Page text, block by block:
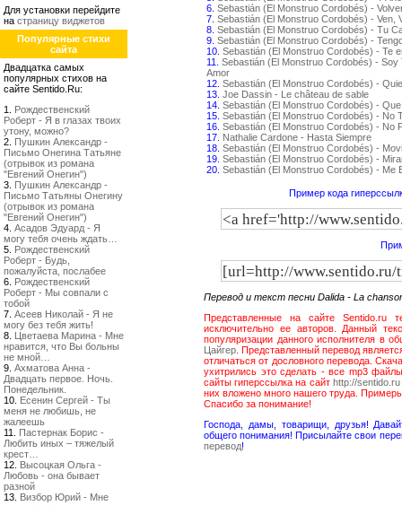
Для установки перейдите
на страницу виджетов
Популярные стихи
сайта
Двадцатка самых
популярных стихов на
сайте Sentido.Ru:
1. Рождественский
Роберт - Я в глазах твоих
утону, можно?
2. Пушкин Александр -
Письмо Онегина Татьяне
(отрывок из романа
"Евгений Онегин")
3. Пушкин Александр -
Письмо Татьяны Онегину
(отрывок из романа
"Евгений Онегин")
4. Асадов Эдуард - Я
могу тебя очень ждать…
5. Рождественский
Роберт - Будь,
пожалуйста, послабее
6. Рождественский
Роберт - Мы совпали с
тобой
7. Асеев Николай - Я не
могу без тебя жить!
8. Цветаева Марина - Мне
нравится, что Вы больны
не мной…
9. Ахматова Анна -
Двадцать первое. Ночь.
Понедельник.
10. Есенин Сергей - Ты
меня не любишь, не
жалеешь
11. Пастернак Борис -
Любить иных – тяжелый
крест…
12. Высоцкая Ольга -
Любовь - она бывает
разной
13. Визбор Юрий - Мне
6. Sebastián (El Monstruo Cordobés) -
7. Sebastián (El Monstruo Cordobés) - Ven,
8. Sebastián (El Monstruo Cordobés) - Tu
9. Sebastián (El Monstruo Cordobés) -
10. Sebastián (El Monstruo Cordobés) - Te
11. Sebastián (El Monstruo Cordobés) - Soy
Amor
12. Sebastián (El Monstruo Cordobés) -
13. Joe Dassin - Le château de sable
14. Sebastián (El Monstruo Cordobés) -
15. Sebastián (El Monstruo Cordobés) - No
16. Sebastián (El Monstruo Cordobés) - No
17. Nathalie Cardone - Hasta Siempre
18. Sebastián (El Monstruo Cordobés) -
19. Sebastián (El Monstruo Cordobés) -
20. Sebastián (El Monstruo Cordobés) - Me
Пример кода
Перевод и текст песни Dalida - La
Представленные на сайте Sentido.ru
исключительно ее авторов. Данный
популяризации данного исполнителя в
Цайгер . Представленный перевод
отличаться от дословного перевода.
ухитрились это сделать - все mp3
сайты гиперссылка на сайт http://sentido.ru
них вложено много нашего труда.
Спасибо за понимание!
Господа, дамы, товарищи, друзья!
общего понимания! Присылайте свои
перевод!